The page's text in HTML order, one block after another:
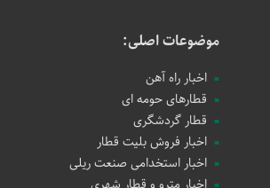
موضوعات اصلی:
اخبار راه آهن
قطارهای حومه ای
قطار گردشگری
اخبار فروش بلیت قطار
اخبار استخدامی صنعت ریلی